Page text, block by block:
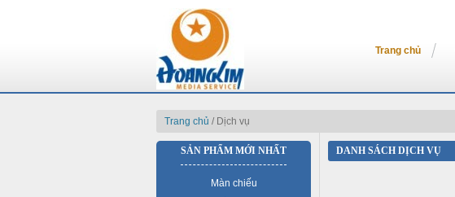
Trang chủ
Trang chủ / Dịch vụ
SẢN PHẨM MỚI NHẤT
Màn chiếu
DANH SÁCH DỊCH VỤ